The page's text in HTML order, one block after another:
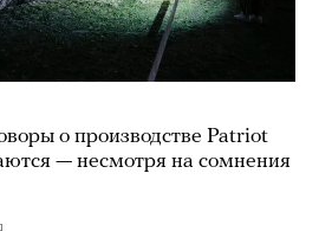
о производстве Patriot
— несмотря на сомнения